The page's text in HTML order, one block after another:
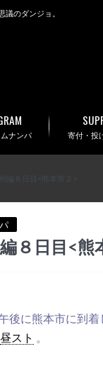
議のダンジョ。
ナンパ 寄付・投
編８日目<熊本市２>
８日目<熊
後に熊本市に到
昼スト 。